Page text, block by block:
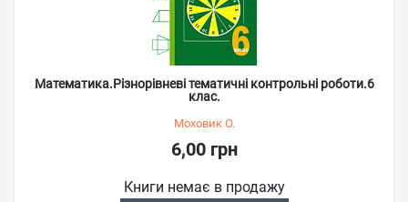
Математика.Різнорівневі тематичні контрольні роботи.6
клас.
Моховик О.
6,00 грн
Книги немає в продажу